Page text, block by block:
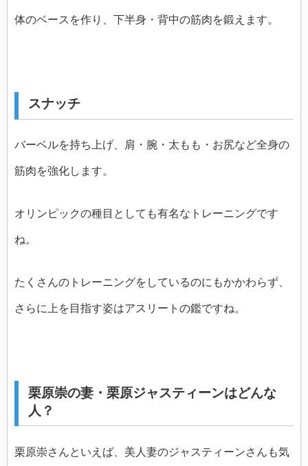
体のベースを作り、下半身・背中の筋肉を鍛えます。
スナッチ
バーベルを持ち上げ、肩・腕・太もも・お尻など全身の
筋肉を強化します。
オリンピックの種目としても有名なトレーニングです
ね。
たくさんのトレーニングをしているのにもかかわらず、
さらに上を目指す姿はアスリートの鑑ですね。
栗原崇の妻・栗原ジャスティーンはどんな
人？
栗原崇さんといえば、美人妻のジャスティーンさんも気